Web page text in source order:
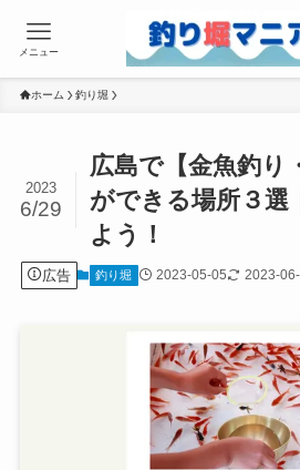
メニュー
ホーム 釣り堀
広島で【金魚釣り
ができる場所３選
よう！
2023
6/29
広告 釣り堀 2023-05-05 2023-